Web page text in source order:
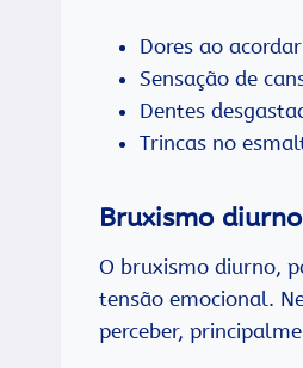
Dores ao
Sensação de
Dentes
Trincas no
Bruxismo diurno
O bruxismo diurno,
tensão emocional.
perceber,